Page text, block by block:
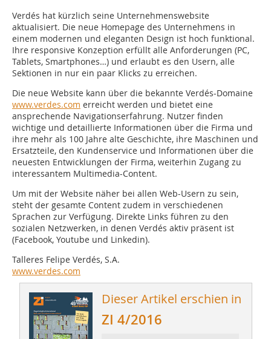
Verdés hat kürzlich seine Unternehmenswebsite
aktualisiert. Die neue Homepage des Unternehmens in
einem modernen und eleganten Design ist hoch funktional.
Ihre responsive Konzeption erfüllt alle Anforderungen (PC,
Tablets, Smartphones…) und erlaubt es den Usern, alle
Sektionen in nur ein paar Klicks zu erreichen.
Die neue Website kann über die bekannte Verdés-Domaine
www.verdes.com erreicht werden und bietet eine
ansprechende Navigationserfahrung. Nutzer finden
wichtige und detaillierte Informationen über die Firma und
ihre mehr als 100 Jahre alte Geschichte, ihre Maschinen und
Ersatzteile, den Kundenservice und Informationen über die
neuesten Entwicklungen der Firma, weiterhin Zugang zu
interessantem Multimedia-Content.
Um mit der Website näher bei allen Web-Usern zu sein,
steht der gesamte Content zudem in verschiedenen
Sprachen zur Verfügung. Direkte Links führen zu den
sozialen Netzwerken, in denen Verdés aktiv präsent ist
(Facebook, Youtube und Linkedin).
Talleres Felipe Verdés, S.A.
www.verdes.com
Dieser Artikel erschien in
ZI 4/2016